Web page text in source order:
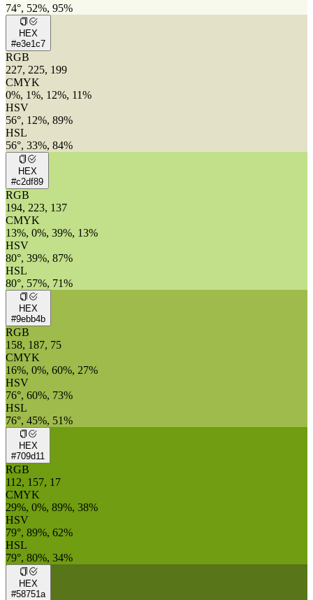
74°, 52%, 95%
HEX
#e3e1c7
RGB
227, 225, 199
CMYK
0%, 1%, 12%, 11%
HSV
56°, 12%, 89%
HSL
56°, 33%, 84%
HEX
#c2df89
RGB
194, 223, 137
CMYK
13%, 0%, 39%, 13%
HSV
80°, 39%, 87%
HSL
80°, 57%, 71%
HEX
#9ebb4b
RGB
158, 187, 75
CMYK
16%, 0%, 60%, 27%
HSV
76°, 60%, 73%
HSL
76°, 45%, 51%
HEX
#709d11
RGB
112, 157, 17
CMYK
29%, 0%, 89%, 38%
HSV
79°, 89%, 62%
HSL
79°, 80%, 34%
HEX
#58751a